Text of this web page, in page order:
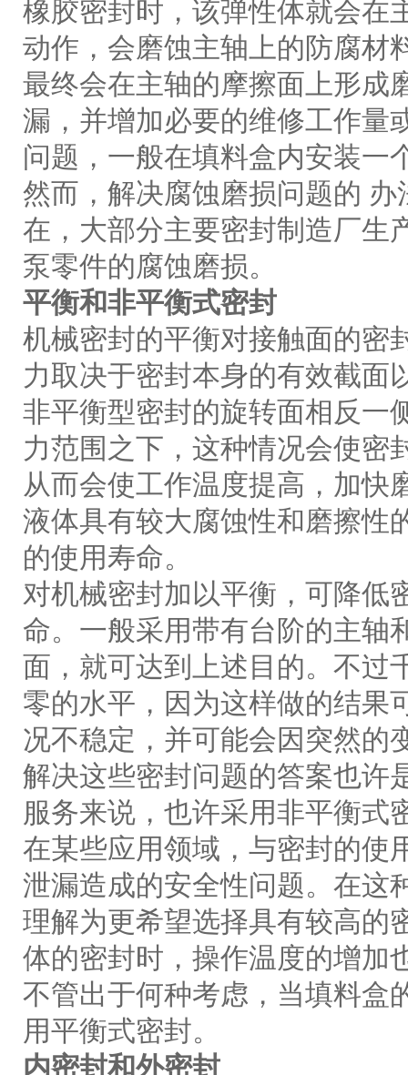
橡胶密封时，该弹性体就会在
动作，会磨蚀主轴上的防腐材
最终会在主轴的摩擦面上形成
漏，并增加必要的维修工作量
问题，一般在填料盒内安装一
然而，解决腐蚀磨损问题的
在，大部分主要密封制造厂生
泵零件的腐蚀磨损。
平衡和非平衡式密封
机械密封的平衡对接触面的密
力取决于密封本身的有效截面
非平衡型密封的旋转面相反一
力范围之下，这种情况会使密
从而会使工作温度提高，加快
液体具有较大腐蚀性和磨擦性
的使用寿命。
对机械密封加以平衡，可降低
命。一般采用带有台阶的主轴
面，就可达到上述目的。不过
零的水平，因为这样做的结果
况不稳定，并可能会因突然的
解决这些密封问题的答案也许
服务来说，也许采用非平衡式
在某些应用领域，与密封的使
泄漏造成的安全性问题。在这
理解为更希望选择具有较高的
体的密封时，操作温度的增加
不管出于何种考虑，当填料盒
用平衡式密封。
内密封和外密封